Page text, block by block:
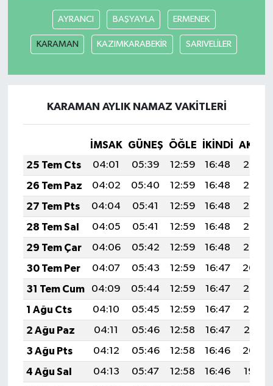
AYRANCI BAŞYAYLA ERMENEK
KARAMAN KAZIMKARABEKİR SARIVELİLER
KARAMAN AYLIK NAMAZ VAKITLERI
İMSAK GÜNEŞ ÖĞLE İKINDI
25 Tem Cts
04:01 05:39 12:59 16:48
20:08
26 Tem Paz
04:02 05:40 12:59 16:48
20:08
27 Tem Pts
04:04 05:41 12:59 16:48
20:07
28 Tem Sal
04:05 05:41 12:59 16:48
20:06
29 Tem Çar
04:06 05:42 12:59 16:48
20:05
30 Tem Per
04:07 05:43 12:59 16:47
20:04
31 Tem Cum
04:09 05:44 12:59 16:47
20:03
1 Ağu Cts
04:10 05:45 12:59 16:47
20:02
2 Ağu Paz
04:11 05:46 12:58 16:47
20:01
3 Ağu Pts
04:12 05:46 12:58 16:46
20:00
4 Ağu Sal
04:13 05:47 12:58 16:46
19:59